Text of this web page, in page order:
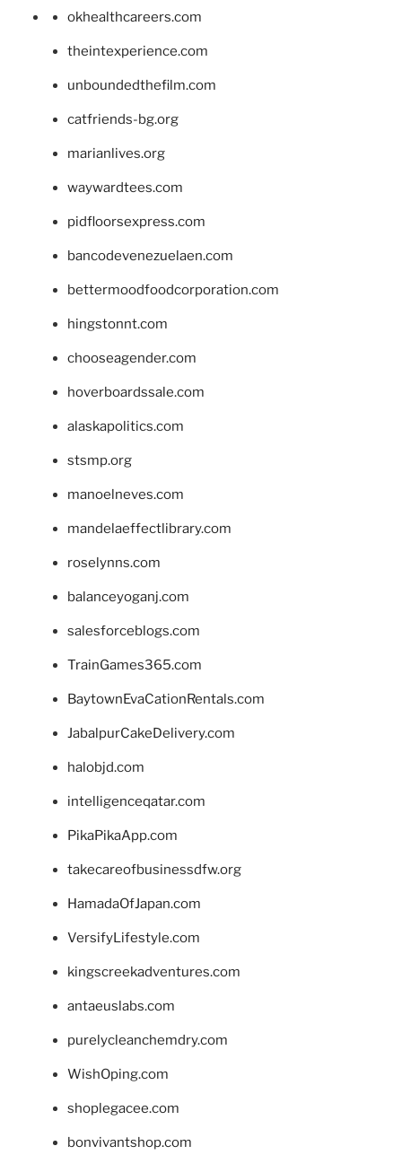
okhealthcareers.com
theintexperience.com
unboundedthefilm.com
catfriends-bg.org
marianlives.org
waywardtees.com
pidfloorsexpress.com
bancodevenezuelaen.com
bettermoodfoodcorporation.com
hingstonnt.com
chooseagender.com
hoverboardssale.com
alaskapolitics.com
stsmp.org
manoelneves.com
mandelaeffectlibrary.com
roselynns.com
balanceyoganj.com
salesforceblogs.com
TrainGames365.com
BaytownEvaCationRentals.com
JabalpurCakeDelivery.com
halobjd.com
intelligenceqatar.com
PikaPikaApp.com
takecareofbusinessdfw.org
HamadaOfJapan.com
VersifyLifestyle.com
kingscreekadventures.com
antaeuslabs.com
purelycleanchemdry.com
WishOping.com
shoplegacee.com
bonvivantshop.com